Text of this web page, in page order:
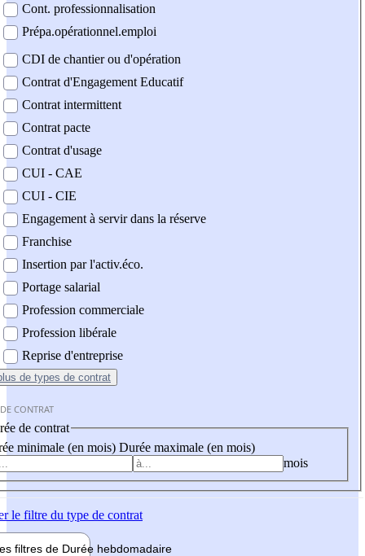
Cont. professionnalisation
Prépa.opérationnel.emploi
CDI de chantier ou d'opération
Contrat d'Engagement Educatif
Contrat intermittent
Contrat pacte
Contrat d'usage
CUI - CAE
CUI - CIE
Engagement à servir dans la réserve
Franchise
Insertion par l'activ.éco.
Portage salarial
Profession commerciale
Profession libérale
Reprise d'entreprise
de types de contrat
CONTRAT
de contrat
minimale (en mois) Durée maximale (en mois)
mois
le filtre du type de contrat
filtres de Durée hebdomadaire